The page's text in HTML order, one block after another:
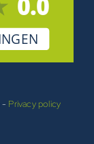
- Privacy policy